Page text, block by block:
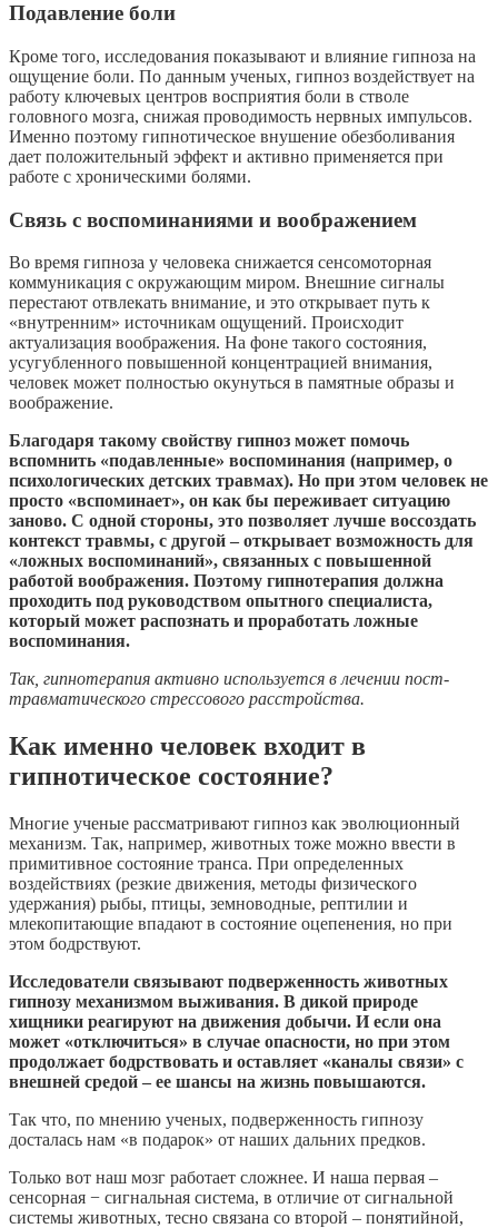
Подавление боли
Кроме того, исследования показывают и влияние гипноза на
ощущение боли. По данным ученых, гипноз воздействует на
работу ключевых центров восприятия боли в стволе
головного мозга, снижая проводимость нервных импульсов.
Именно поэтому гипнотическое внушение обезболивания
дает положительный эффект и активно применяется при
работе с хроническими болями.
Связь с воспоминаниями и воображением
Во время гипноза у человека снижается сенсомоторная
коммуникация с окружающим миром. Внешние сигналы
перестают отвлекать внимание, и это открывает путь к
«внутренним» источникам ощущений. Происходит
актуализация воображения. На фоне такого состояния,
усугубленного повышенной концентрацией внимания,
человек может полностью окунуться в памятные образы и
воображение.
Благодаря такому свойству гипноз может помочь
вспомнить «подавленные» воспоминания (например, о
психологических детских травмах). Но при этом человек не
просто «вспоминает», он как бы переживает ситуацию
заново. С одной стороны, это позволяет лучше воссоздать
контекст травмы, с другой – открывает возможность для
«ложных воспоминаний», связанных с повышенной
работой воображения. Поэтому гипнотерапия должна
проходить под руководством опытного специалиста,
который может распознать и проработать ложные
воспоминания.
Так, гипнотерапия активно используется в лечении пост-
травматического стрессового расстройства.
Как именно человек входит в
гипнотическое состояние?
Многие ученые рассматривают гипноз как эволюционный
механизм. Так, например, животных тоже можно ввести в
примитивное состояние транса. При определенных
воздействиях (резкие движения, методы физического
удержания) рыбы, птицы, земноводные, рептилии и
млекопитающие впадают в состояние оцепенения, но при
этом бодрствуют.
Исследователи связывают подверженность животных
гипнозу механизмом выживания. В дикой природе
хищники реагируют на движения добычи. И если она
может «отключиться» в случае опасности, но при этом
продолжает бодрствовать и оставляет «каналы связи» с
внешней средой – ее шансы на жизнь повышаются.
Так что, по мнению ученых, подверженность гипнозу
досталась нам «в подарок» от наших дальних предков.
Только вот наш мозг работает сложнее. И наша первая –
сенсорная − сигнальная система, в отличие от сигнальной
системы животных, тесно связана со второй – понятийной,